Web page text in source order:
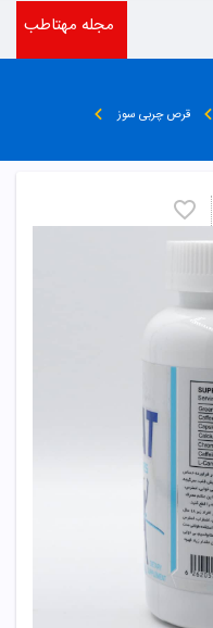
مجله مهتاطب
قرص چربی سوز